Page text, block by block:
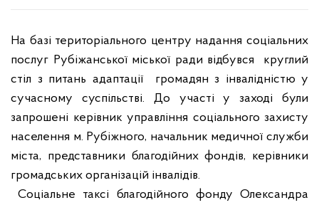
На базі територіального центру надання соціальних
послуг Рубіжанської міської ради відбувся
круглий
стіл з питань адаптації
громадян з інвалідністю у
сучасному суспільстві. До участі у заході були
запрошені керівник управління соціального захисту
населення м. Рубіжного, начальник медичної служби
міста, представники благодійних фондів, керівники
громадських організацій інвалідів.
Соціальне таксі благодійного фонду Олександра